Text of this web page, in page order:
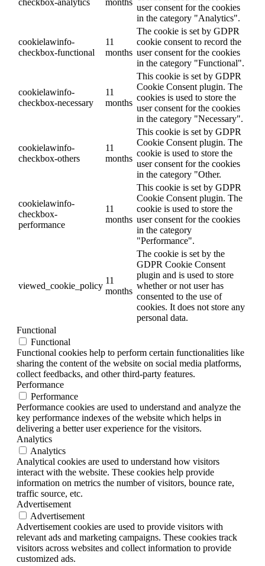
checkbox-analytics
months
user consent for the cookies
in the category "Analytics".
cookielawinfo-
checkbox-functional
11
months
The cookie is set by GDPR
cookie consent to record the
user consent for the cookies
in the category "Functional".
cookielawinfo-
checkbox-necessary
11
months
This cookie is set by GDPR
Cookie Consent plugin. The
cookies is used to store the
user consent for the cookies
in the category "Necessary".
cookielawinfo-
checkbox-others
11
months
This cookie is set by GDPR
Cookie Consent plugin. The
cookie is used to store the
user consent for the cookies
in the category "Other.
cookielawinfo-
checkbox-
performance
11
months
This cookie is set by GDPR
Cookie Consent plugin. The
cookie is used to store the
user consent for the cookies
in the category
"Performance".
viewed_cookie_policy
11
months
The cookie is set by the
GDPR Cookie Consent
plugin and is used to store
whether or not user has
consented to the use of
cookies. It does not store any
personal data.
Functional
Functional
Functional cookies help to perform certain functionalities like
sharing the content of the website on social media platforms,
collect feedbacks, and other third-party features.
Performance
Performance
Performance cookies are used to understand and analyze the
key performance indexes of the website which helps in
delivering a better user experience for the visitors.
Analytics
Analytics
Analytical cookies are used to understand how visitors
interact with the website. These cookies help provide
information on metrics the number of visitors, bounce rate,
traffic source, etc.
Advertisement
Advertisement
Advertisement cookies are used to provide visitors with
relevant ads and marketing campaigns. These cookies track
visitors across websites and collect information to provide
customized ads.